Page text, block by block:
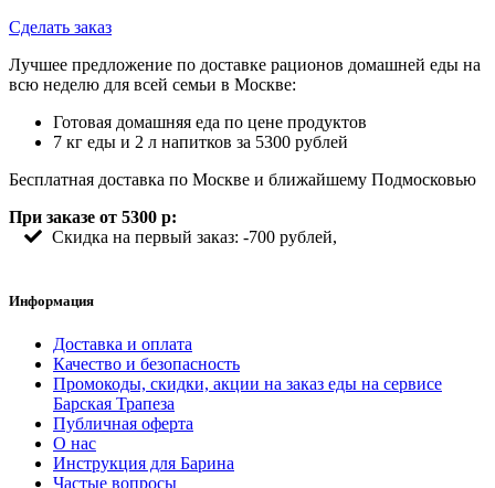
Сделать заказ
Лучшее предложение по доставке рационов домашней еды на
всю неделю для всей семьи в Москве:
Готовая домашняя еда по цене продуктов
7 кг еды и 2 л напитков за 5300 рублей
Бесплатная доставка по Москве и ближайшему Подмосковью
При заказе от 5300 р:
Скидка на первый заказ: -700 рублей,
Информация
Доставка и оплата
Качество и безопасность
Промокоды, скидки, акции на заказ еды на сервисе
Барская Трапеза
Публичная оферта
О нас
Инструкция для Барина
Частые вопросы